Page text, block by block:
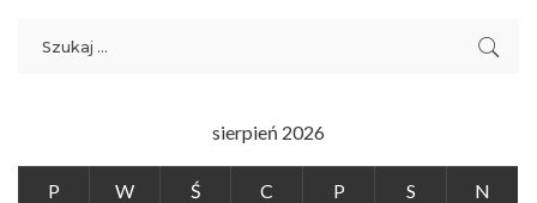
sierpień 2026
P W Ś C P S N